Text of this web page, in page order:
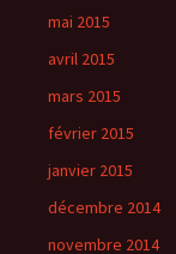
mai 2015
avril 2015
mars 2015
février 2015
janvier 2015
décembre 2014
novembre 2014